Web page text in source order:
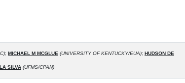
; MICHAEL M MCGLUE (UNIVERSITY OF KENTUCKY/EUA); HUDSON DE
SILVA (UFMS/CPAN)